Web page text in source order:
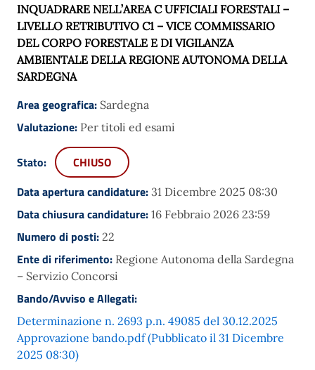
INQUADRARE NELL’AREA C UFFICIALI FORESTALI –
LIVELLO RETRIBUTIVO C1 – VICE COMMISSARIO
DEL CORPO FORESTALE E DI VIGILANZA
AMBIENTALE DELLA REGIONE AUTONOMA DELLA
SARDEGNA
Area geografica: Sardegna
Valutazione: Per titoli ed esami
Stato:
CHIUSO
Data apertura candidature: 31 Dicembre 2025 08:30
Data chiusura candidature: 16 Febbraio 2026 23:59
Numero di posti: 22
Ente di riferimento: Regione Autonoma della Sardegna
– Servizio Concorsi
Bando/Avviso e Allegati:
Determinazione n. 2693 p.n. 49085 del 30.12.2025
Approvazione bando.pdf (Pubblicato il 31 Dicembre
2025 08:30)